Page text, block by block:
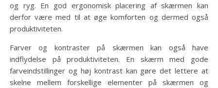
og ryg. En god ergonomisk placering af skærmen kan
derfor være med til at øge komforten og dermed også
produktiviteten.
Farver og kontraster på skærmen kan også have
indflydelse på produktiviteten. En skærm med gode
farveindstillinger og høj kontrast kan gøre det lettere at
skelne mellem forskellige elementer på skærmen og